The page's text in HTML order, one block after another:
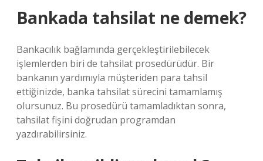
Bankada tahsilat ne demek?
Bankacılık bağlamında gerçekleştirilebilecek
işlemlerden biri de tahsilat prosedürüdür. Bir
bankanın yardımıyla müşteriden para tahsil
ettiğinizde, banka tahsilat sürecini tamamlamış
olursunuz. Bu prosedürü tamamladıktan sonra,
tahsilat fişini doğrudan programdan
yazdırabilirsiniz.